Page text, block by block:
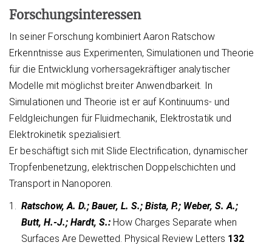
Forschungsinteressen
In seiner Forschung kombiniert Aaron Ratschow
Erkenntnisse aus Experimenten, Simulationen und Theorie
für die Entwicklung vorhersagekräftiger analytischer
Modelle mit möglichst breiter Anwendbarkeit. In
Simulationen und Theorie ist er auf Kontinuums- und
Feldgleichungen für Fluidmechanik, Elektrostatik und
Elektrokinetik spezialisiert.
Er beschäftigt sich mit Slide Electrification, dynamischer
Tropfenbenetzung, elektrischen Doppelschichten und
Transport in Nanoporen.
1.
Ratschow, A. D.; Bauer, L. S.; Bista, P.; Weber, S. A.;
Butt, H.-J.; Hardt, S.: How Charges Separate when
Surfaces Are Dewetted. Physical Review Letters 132